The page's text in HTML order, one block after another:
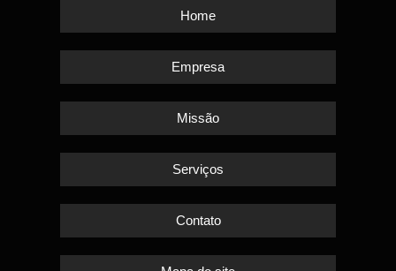
Home
Empresa
Missão
Serviços
Contato